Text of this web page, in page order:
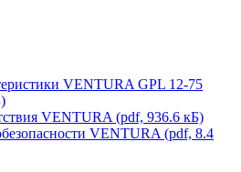
VENTURA GPL 12-75
VENTURA (pdf, 936.6 кБ)
VENTURA (pdf, 8.4